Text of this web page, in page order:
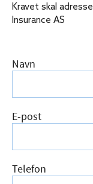
Kravet skal
Insurance AS
Navn
E-post
Telefon